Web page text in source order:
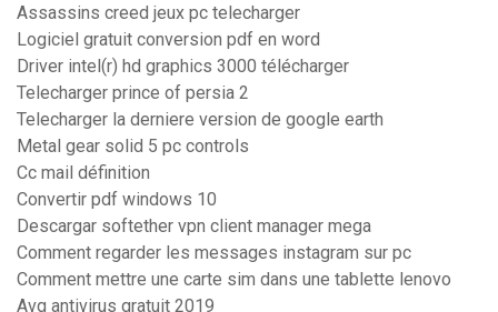
Assassins creed jeux pc telecharger
Logiciel gratuit conversion pdf en word
Driver intel(r) hd graphics 3000 télécharger
Telecharger prince of persia 2
Telecharger la derniere version de google earth
Metal gear solid 5 pc controls
Cc mail définition
Convertir pdf windows 10
Descargar softether vpn client manager mega
Comment regarder les messages instagram sur pc
Comment mettre une carte sim dans une tablette lenovo
Avg antivirus gratuit 2019